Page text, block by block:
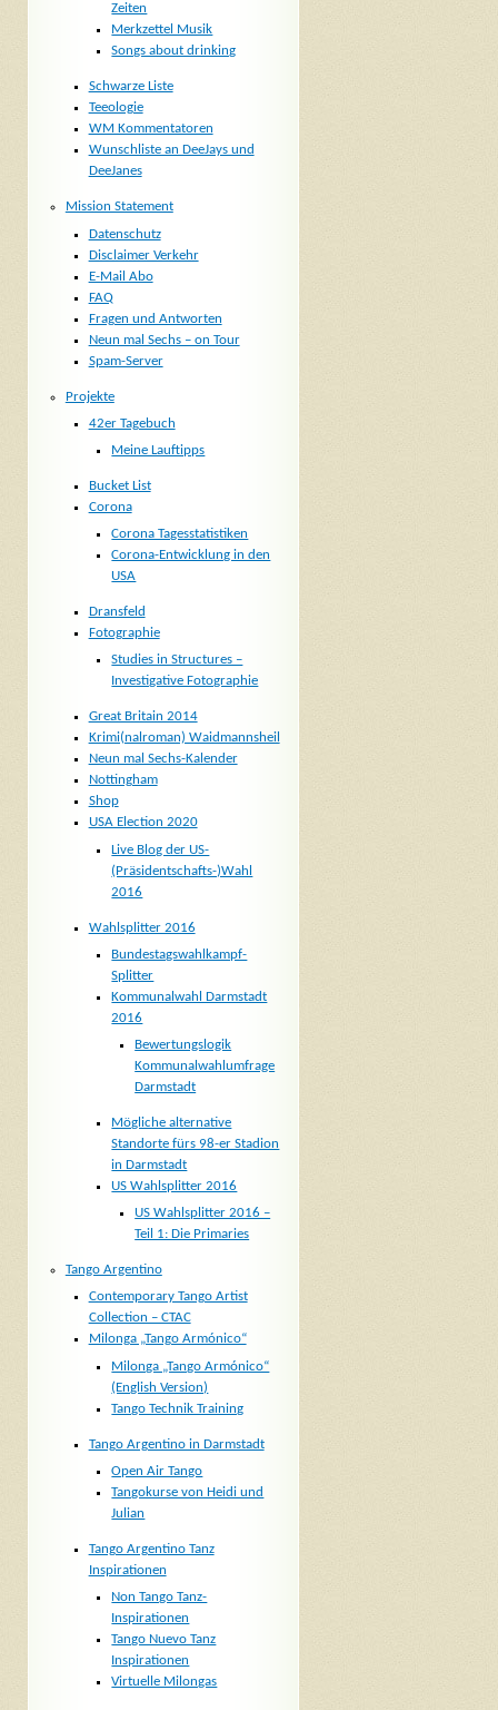
Zeiten
Merkzettel Musik
Songs about drinking
Schwarze Liste
Teeologie
WM Kommentatoren
Wunschliste an DeeJays und
DeeJanes
Mission Statement
Datenschutz
Disclaimer Verkehr
E-Mail Abo
FAQ
Fragen und Antworten
Neun mal Sechs – on Tour
Spam-Server
Projekte
42er Tagebuch
Meine Lauftipps
Bucket List
Corona
Corona Tagesstatistiken
Corona-Entwicklung in den
USA
Dransfeld
Fotographie
Studies in Structures –
Investigative Fotographie
Great Britain 2014
Krimi(nalroman) Waidmannsheil
Neun mal Sechs-Kalender
Nottingham
Shop
USA Election 2020
Live Blog der US-
(Präsidentschafts-)Wahl
2016
Wahlsplitter 2016
Bundestagswahlkampf-
Splitter
Kommunalwahl Darmstadt
2016
Bewertungslogik
Kommunalwahlumfrage
Darmstadt
Mögliche alternative
Standorte fürs 98-er Stadion
in Darmstadt
US Wahlsplitter 2016
US Wahlsplitter 2016 –
Teil 1: Die Primaries
Tango Argentino
Contemporary Tango Artist
Collection – CTAC
Milonga „Tango Armónico“
Milonga „Tango Armónico“
(English Version)
Tango Technik Training
Tango Argentino in Darmstadt
Open Air Tango
Tangokurse von Heidi und
Julian
Tango Argentino Tanz
Inspirationen
Non Tango Tanz-
Inspirationen
Tango Nuevo Tanz
Inspirationen
Virtuelle Milongas